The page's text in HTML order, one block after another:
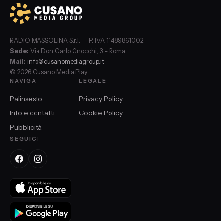
RADIO MASSOLINA S.r.l. — P. IVA 11489861002
Sede: Via Don Carlo Gnocchi, 3 – Roma
Mail: info@cusanomediagroup.it
© 2026 Cusano Media Play
NAVIGA
Palinsesto
Info e contatti
Pubblicità
LEGALE
Privacy Policy
Cookie Policy
SEGUICI